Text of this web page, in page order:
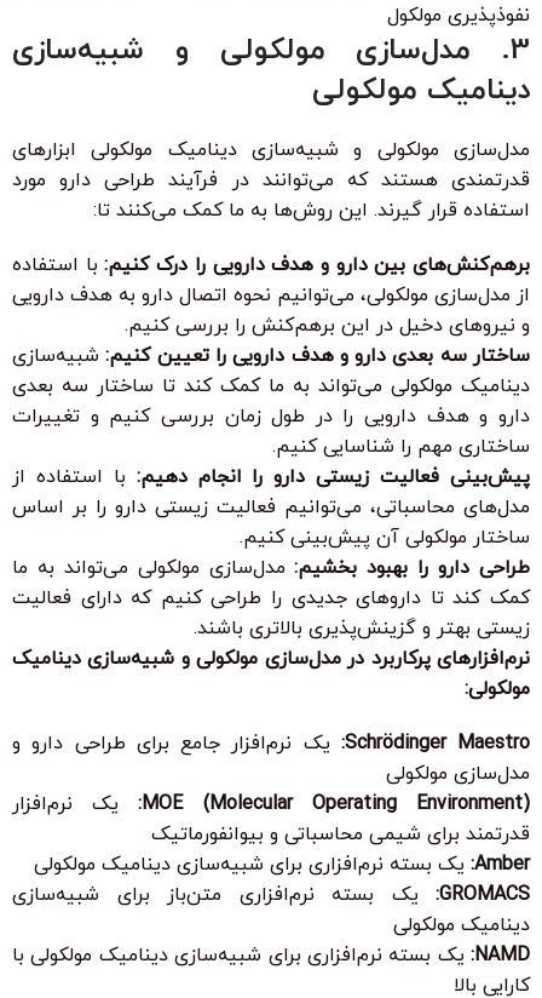
نفوذپذیری مولکول
3. مدل‌سازی مولکولی و شبیه‌سازی
دینامیک مولکولی
مدل‌سازی مولکولی و شبیه‌سازی دینامیک مولکولی ابزارهای
قدرتمندی هستند که می‌توانند در فرآیند طراحی دارو مورد
استفاده قرار گیرند. این روش‌ها به ما کمک می‌کنند تا:
برهم‌کنش‌های بین دارو و هدف دارویی را درک کنیم:با استفاده
از مدل‌سازی مولکولی، می‌توانیم نحوه اتصال دارو به هدف دارویی
و نیروهای دخیل در این برهم‌کنش را بررسی کنیم.
ساختار سه بعدی دارو و هدف دارویی را تعیین کنیم:شبیه‌سازی
دینامیک مولکولی می‌تواند به ما کمک کند تا ساختار سه بعدی
دارو و هدف دارویی را در طول زمان بررسی کنیم و تغییرات
ساختاری مهم را شناسایی کنیم.
پیش‌بینی فعالیت زیستی دارو را انجام دهیم: با استفاده از
مدل‌های محاسباتی، می‌توانیم فعالیت زیستی دارو را بر اساس
ساختار مولکولی آن پیش‌بینی کنیم.
طراحی دارو را بهبود بخشیم:مدل‌سازی مولکولی می‌تواند به ما
کمک کند تا داروهای جدیدی را طراحی کنیم که دارای فعالیت
زیستی بهتر و گزینش‌پذیری بالاتری باشند.
نرم‌افزارهای پرکاربرد در مدل‌سازی مولکولی و شبیه‌سازی دینامیک
مولکولی:
Schrödinger Maestro: یک نرم‌افزار جامع برای طراحی دارو و
مدل‌سازی مولکولی
MOE (Molecular Operating Environment):یک نرم‌افزار
قدرتمند برای شیمی محاسباتی و بیوانفورماتیک
Amber: یک بسته نرم‌افزاری برای شبیه‌سازی دینامیک مولکولی
GROMACS:
یک بسته نرم‌افزاری متن‌باز برای شبیه‌سازی
دینامیک مولکولی
NAMD: یک بسته نرم‌افزاری برای شبیه‌سازی دینامیک مولکولی با
کارایی بالا